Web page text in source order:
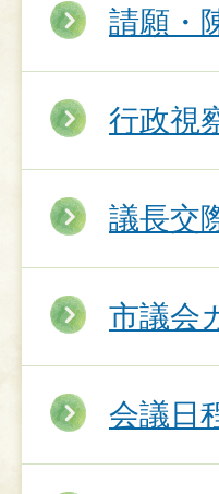
請願・
行政視
議長交
市議会
会議日